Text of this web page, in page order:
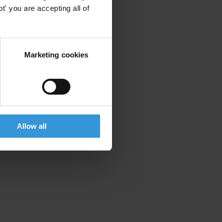
you are accepting all of
Marketing cookies
Allow all